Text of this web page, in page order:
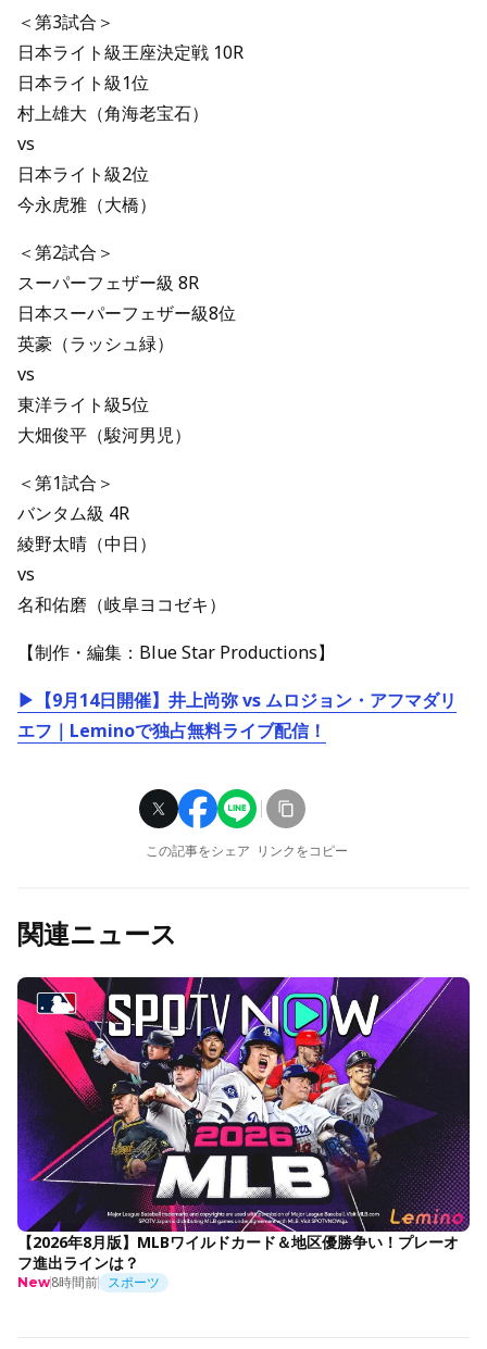
＜第3試合＞
日本ライト級王座決定戦 10R
日本ライト級1位
村上雄大（角海老宝石）
vs
日本ライト級2位
今永虎雅（大橋）
＜第2試合＞
スーパーフェザー級 8R
日本スーパーフェザー級8位
英豪（ラッシュ緑）
vs
東洋ライト級5位
大畑俊平（駿河男児）
＜第1試合＞
バンタム級 4R
綾野太晴（中日）
vs
名和佑磨（岐阜ヨコゼキ）
【制作・編集：Blue Star Productions】
▶【9月14日開催】井上尚弥 vs ムロジョン・アフマダリ
エフ｜Leminoで独占無料ライブ配信！
この記事をシェア リンクをコピー
関連ニュース
【2026年8月版】MLBワイルドカード＆地区優勝争い！プレーオ
フ進出ラインは？
New8時間前 スポーツ